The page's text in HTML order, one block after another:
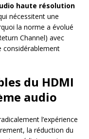
haute résolution
nécessitent une
la norme a évolué
Channel) avec
considérablement
du HDMI
audio
l’expérience
la réduction du